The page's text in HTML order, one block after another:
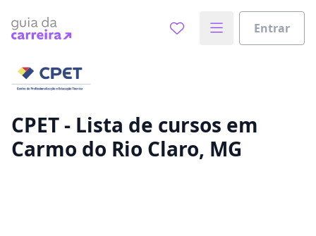
Entrar
Vamos te guiar no caminho ideal para seus estudos
CPET - Lista de cursos em
Carmo do Rio Claro, MG